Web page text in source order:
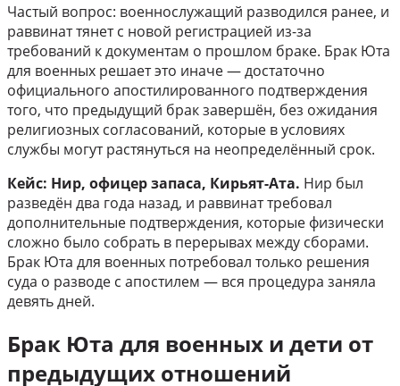
Частый вопрос: военнослужащий разводился ранее, и
раввинат тянет с новой регистрацией из-за
требований к документам о прошлом браке. Брак Юта
для военных решает это иначе — достаточно
официального апостилированного подтверждения
того, что предыдущий брак завершён, без ожидания
религиозных согласований, которые в условиях
службы могут растянуться на неопределённый срок.
Кейс: Нир, офицер запаса, Кирьят-Ата. Нир был
разведён два года назад, и раввинат требовал
дополнительные подтверждения, которые физически
сложно было собрать в перерывах между сборами.
Брак Юта для военных потребовал только решения
суда о разводе с апостилем — вся процедура заняла
девять дней.
Брак Юта для военных и дети от
предыдущих отношений